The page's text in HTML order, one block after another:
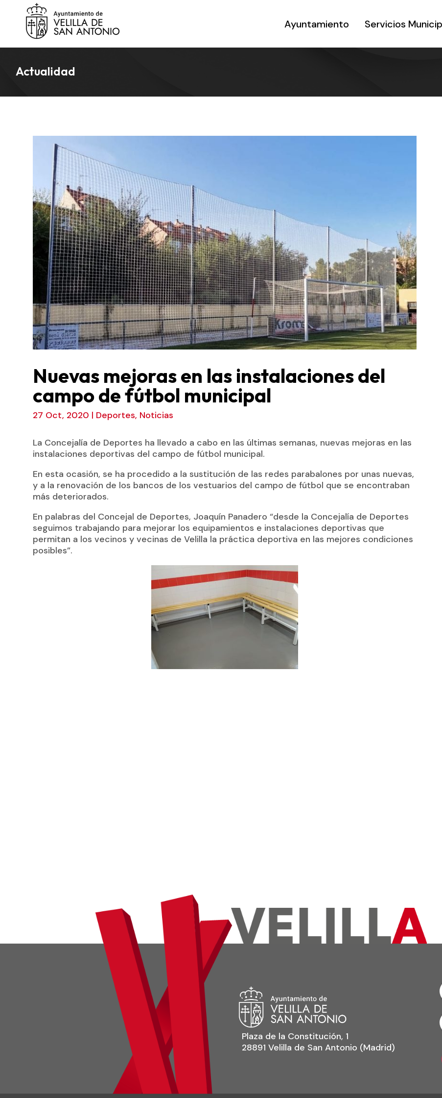
Ayuntamiento Servicios
Actualidad
Nuevas mejoras en las instalaciones del
campo de fútbol municipal
27 Oct, 2020 | Deportes, Noticias
La Concejalía de Deportes ha llevado a cabo en las últimas semanas, nuevas mejoras en las
instalaciones deportivas del campo de fútbol municipal.
En esta ocasión, se ha procedido a la sustitución de las redes parabalones por unas nuevas,
y a la renovación de los bancos de los vestuarios del campo de fútbol que se encontraban
más deteriorados.
En palabras del Concejal de Deportes, Joaquín Panadero “desde la Concejalía de Deportes
seguimos trabajando para mejorar los equipamientos e instalaciones deportivas que
permitan a los vecinos y vecinas de Velilla la práctica deportiva en las mejores condiciones
posibles”.
Plaza de la Constitución, 1
28891 Velilla de San Antonio (Madrid)